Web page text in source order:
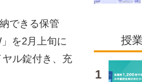
できる保管
を2月上旬に
ル錠付き、充
授